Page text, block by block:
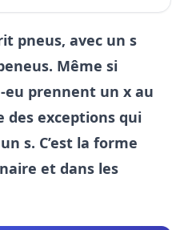
pneus, avec un s
Même si
eu prennent un x au
exceptions qui
s. C’est la forme
et dans les